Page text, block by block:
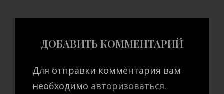
ДОБАВИТЬ КОММЕНТАРИЙ
Для отправки комментария вам
необходимо авторизоваться.